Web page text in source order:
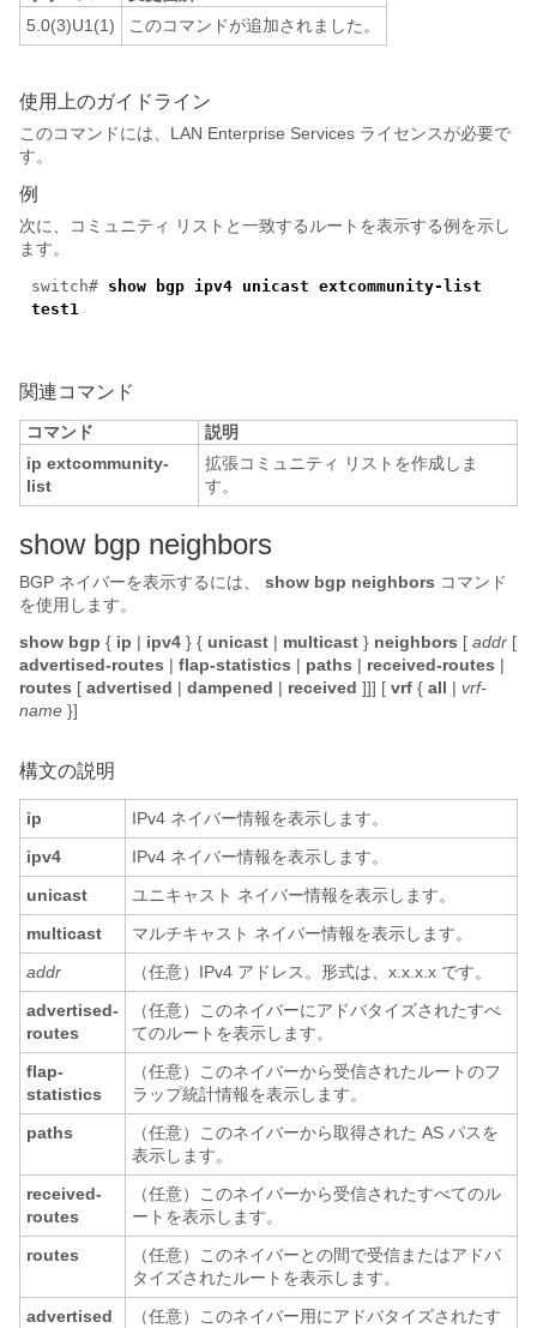
5.0(3)U1(1)
このコマンドが追加されました。
使用上のガイドライン
このコマンドには、LAN Enterprise Services ライセンスが必要で
す。
例
次に、コミュニティ リストと一致するルートを表示する例を示し
ます。
switch# show bgp ipv4 unicast extcommunity-list
test1
関連コマンド
コマンド
説明
ip extcommunity-
list
拡張コミュニティ リストを作成しま
す。
show bgp neighbors
BGP ネイバーを表示するには、 show bgp neighbors コマンド
を使用します。
show bgp { ip | ipv4 } { unicast | multicast } neighbors [ addr [
advertised-routes | flap-statistics | paths | received-routes |
routes [ advertised | dampened | received ]]] [ vrf { all | vrf-
name }]
構文の説明
ip
IPv4 ネイバー情報を表示します。
ipv4
IPv4 ネイバー情報を表示します。
unicast
ユニキャスト ネイバー情報を表示します。
multicast
マルチキャスト ネイバー情報を表示します。
addr
（任意）IPv4 アドレス。形式は、x.x.x.x です。
advertised-
routes
（任意）このネイバーにアドバタイズされたすべ
てのルートを表示します。
flap-
statistics
（任意）このネイバーから受信されたルートのフ
ラップ統計情報を表示します。
paths
（任意）このネイバーから取得された AS パスを
表示します。
received-
routes
（任意）このネイバーから受信されたすべてのル
ートを表示します。
routes
（任意）このネイバーとの間で受信またはアドバ
タイズされたルートを表示します。
advertised
（任意）このネイバー用にアドバタイズされたす